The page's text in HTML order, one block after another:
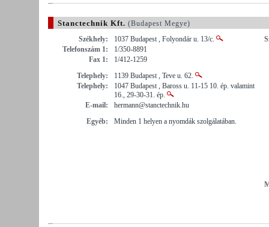
Stanctechnik Kft. (Budapest Megye)
Székhely:
1037 Budapest , Folyondár u. 13/c.
Telefonszám 1:
1/350-8891
Fax 1:
1/412-1259
Telephely:
1139 Budapest , Teve u. 62.
Telephely:
1047 Budapest , Baross u. 11-15 10. ép. valamint
16., 29-30-31. ép.
E-mail:
hermann@stanctechnik.hu
Egyéb:
Minden 1 helyen a nyomdák szolgálatában.